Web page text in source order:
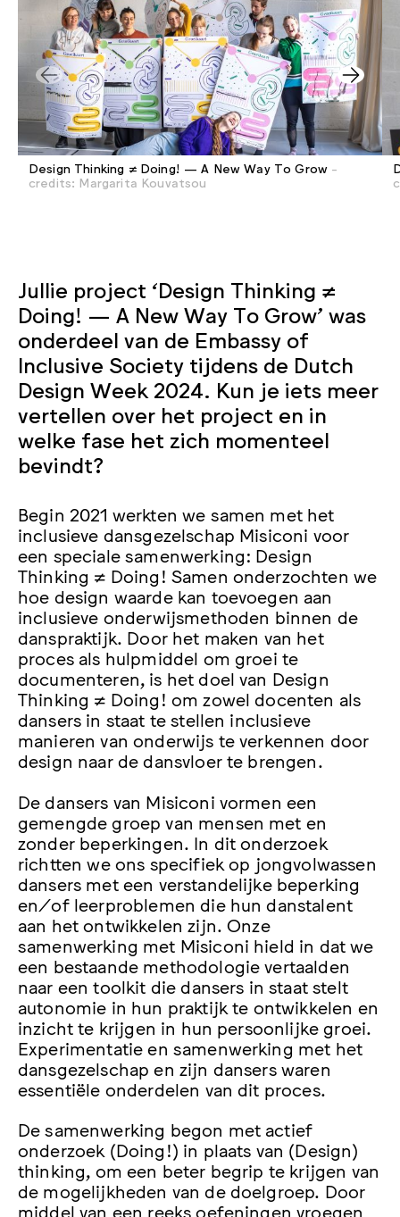
Design Thinking ≠ Doing! — A New Way To Grow -
credits: Margarita Kouvatsou
Jullie project ‘Design Thinking ≠
Doing! — A New Way To Grow’ was
onderdeel van de Embassy of
Inclusive Society tijdens de Dutch
Design Week 2024. Kun je iets meer
vertellen over het project en in
welke fase het zich momenteel
bevindt?
Begin 2021 werkten we samen met het
inclusieve dansgezelschap Misiconi voor
een speciale samenwerking: Design
Thinking ≠ Doing! Samen onderzochten we
hoe design waarde kan toevoegen aan
inclusieve onderwijsmethoden binnen de
danspraktijk. Door het maken van het
proces als hulpmiddel om groei te
documenteren, is het doel van Design
Thinking ≠ Doing! om zowel docenten als
dansers in staat te stellen inclusieve
manieren van onderwijs te verkennen door
design naar de dansvloer te brengen.
De dansers van Misiconi vormen een
gemengde groep van mensen met en
zonder beperkingen. In dit onderzoek
richtten we ons specifiek op jongvolwassen
dansers met een verstandelijke beperking
en/of leerproblemen die hun danstalent
aan het ontwikkelen zijn. Onze
samenwerking met Misiconi hield in dat we
een bestaande methodologie vertaalden
naar een toolkit die dansers in staat stelt
autonomie in hun praktijk te ontwikkelen en
inzicht te krijgen in hun persoonlijke groei.
Experimentatie en samenwerking met het
dansgezelschap en zijn dansers waren
essentiële onderdelen van dit proces.
De samenwerking begon met actief
onderzoek (Doing!) in plaats van (Design)
thinking, om een beter begrip te krijgen van
de mogelijkheden van de doelgroep. Door
middel van een reeks oefeningen vroegen